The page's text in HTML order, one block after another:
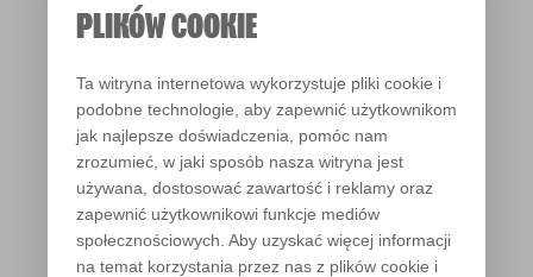
PLIKÓW COOKIE
Ta witryna internetowa wykorzystuje pliki cookie i
podobne technologie, aby zapewnić użytkownikom
jak najlepsze doświadczenia, pomóc nam
zrozumieć, w jaki sposób nasza witryna jest
używana, dostosować zawartość i reklamy oraz
zapewnić użytkownikowi funkcje mediów
społecznościowych. Aby uzyskać więcej informacji
na temat korzystania przez nas z plików cookie i
Blush of Morn
X4R17A